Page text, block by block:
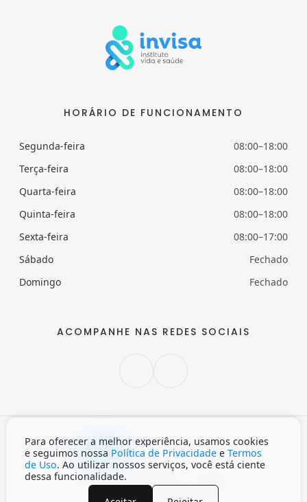
HORÁRIO DE FUNCIONAMENTO
Segunda-feira
08:00–18:00
Terça-feira
08:00–18:00
Quarta-feira
08:00–18:00
Quinta-feira
08:00–18:00
Sexta-feira
08:00–17:00
Sábado
Fechado
Domingo
Fechado
ACOMPANHE NAS REDES SOCIAIS
Claro Escuro Auto
Início Política de privacidade
Para oferecer a melhor experiência, usamos cookies
e seguimos nossa Política de Privacidade e Termos
de Uso. Ao utilizar nossos serviços, você está ciente
dessa funcionalidade.